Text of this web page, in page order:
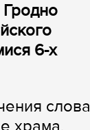
6-х
слова